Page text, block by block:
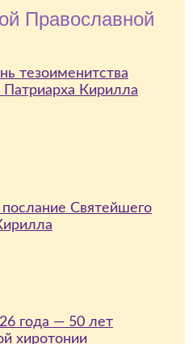
Православной
тезоименитства
Кириллa
послание Святейшего
года — 50 лет
хиротонии